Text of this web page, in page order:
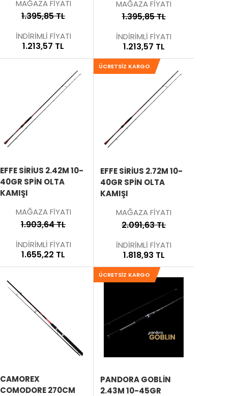
MAĞAZA FİYATI
1.395,85 TL
İNDİRİMLİ FİYATI
1.213,57 TL
MAĞAZA FİYATI
1.395,85 TL
İNDİRİMLİ FİYATI
1.213,57 TL
EFFE SIRIUS 2.42M 10-
40GR SPIN OLTA
KAMIŞI
MAĞAZA FİYATI
1.903,64 TL
İNDİRİMLİ FİYATI
1.655,22 TL
ÜCRETSIZ KARGO
EFFE SIRIUS 2.72M 10-
40GR SPIN OLTA
KAMIŞI
MAĞAZA FİYATI
2.091,63 TL
İNDİRİMLİ FİYATI
1.818,93 TL
CAMOREX
COMODORE 270CM
ÜCRETSIZ KARGO
PANDORA GOBLIN
2.43M 10-45GR